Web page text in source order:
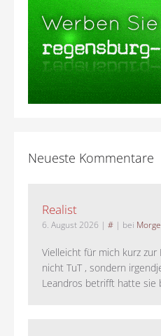
Neueste Kommentare
Realist
6. August 2026 | # | bei
Vielleicht für mich kurz
nicht TuT , sondern
Leandros betrifft hatte sie